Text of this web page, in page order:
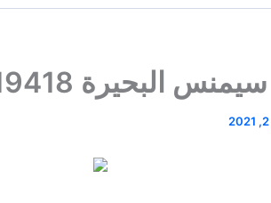
| الخط الساخن لصيانة سيمنس بالبحيرة